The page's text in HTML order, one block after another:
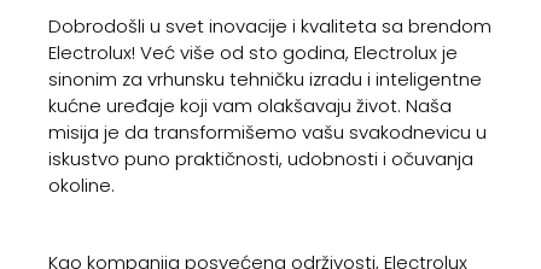
Dobrodošli u svet inovacije i kvaliteta sa brendom
Electrolux! Već više od sto godina, Electrolux je
sinonim za vrhunsku tehničku izradu i inteligentne
kućne uređaje koji vam olakšavaju život. Naša
misija je da transformišemo vašu svakodnevicu u
iskustvo puno praktičnosti, udobnosti i očuvanja
okoline.
Kao kompanija posvećena održivosti, Electrolux